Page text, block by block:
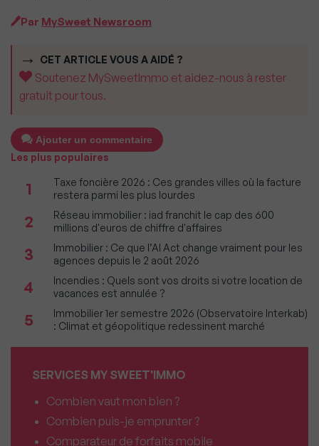
Par MySweet Newsroom
CET ARTICLE VOUS A AIDÉ ?
Soutenez MySweetImmo et aidez-nous à rester
gratuit pour tous.
Ajouter un commentaire
Les plus populaires
1
Taxe foncière 2026 : Ces grandes villes où la facture
restera parmi les plus lourdes
2
Réseau immobilier : iad franchit le cap des 600
millions d'euros de chiffre d'affaires
3
Immobilier : Ce que l’AI Act change vraiment pour les
agences depuis le 2 août 2026
4
Incendies : Quels sont vos droits si votre location de
vacances est annulée ?
5
Immobilier 1er semestre 2026 (Observatoire Interkab)
: Climat et géopolitique redessinent marché
SERVICES MY SWEET'IMMO
Combien vaut mon bien ?
Combien puis-je emprunter ?
Comparateur de forfaits mobile